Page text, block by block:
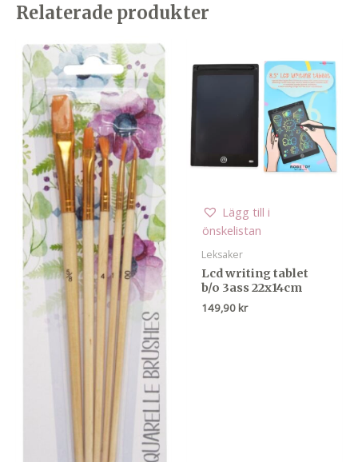
Relaterade produkter
Lägg till i
önskelistan
Leksaker
Lcd writing tablet
b/o 3ass 22x14cm
149,90 kr